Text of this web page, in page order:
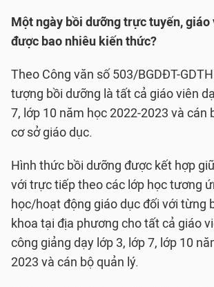
Một ngày bồi dưỡng trực tuyến, giáo
được bao nhiêu kiến thức?
Theo Công văn số 503/BGDĐT-
tượng bồi dưỡng là tất cả giáo viên
7, lớp 10 năm học 2022-2023 và cán
cơ sở giáo dục.
Hình thức bồi dưỡng được kết hợp
với trực tiếp theo các lớp học tương
học/hoạt động giáo dục đối với từng
khoa tại địa phương cho tất cả giáo
công giảng dạy lớp 3, lớp 7, lớp 10
2023 và cán bộ quản lý.